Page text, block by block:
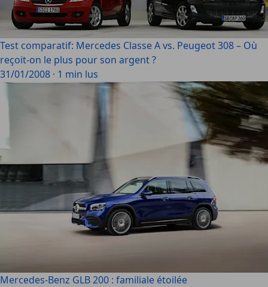
Test comparatif: Mercedes Classe A vs. Peugeot 308 – Où
reçoit-on le plus pour son argent ?
31/01/2008 · 1 min lus
Mercedes-Benz GLB 200 : familiale étoilée